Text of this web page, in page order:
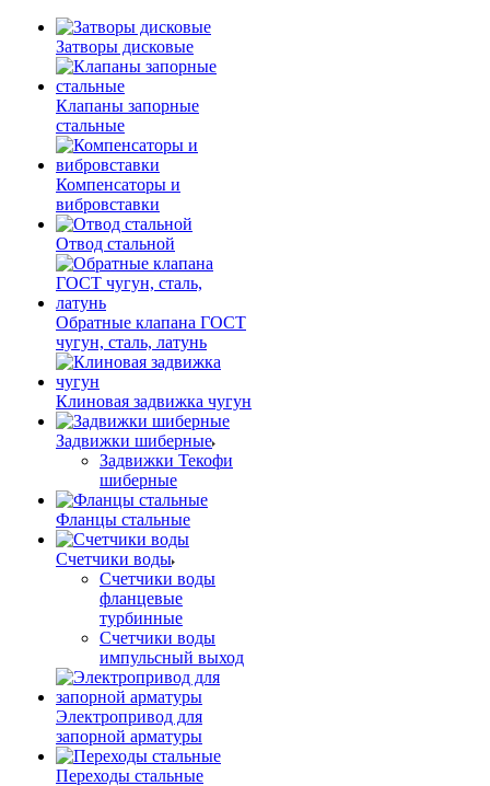
Затворы дисковые
Клапаны запорные
стальные
Компенсаторы и
вибровставки
Отвод стальной
Обратные клапана ГОСТ
чугун, сталь, латунь
Клиновая задвижка чугун
Задвижки шиберные
Задвижки Текофи
шиберные
Фланцы стальные
Счетчики воды
Счетчики воды
фланцевые
турбинные
Счетчики воды
импульсный выход
Электропривод для
запорной арматуры
Переходы стальные